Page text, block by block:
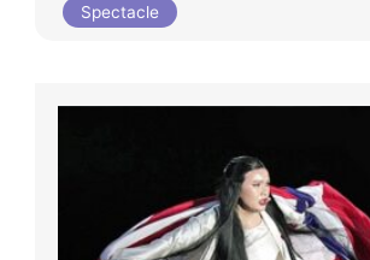
Spectacle